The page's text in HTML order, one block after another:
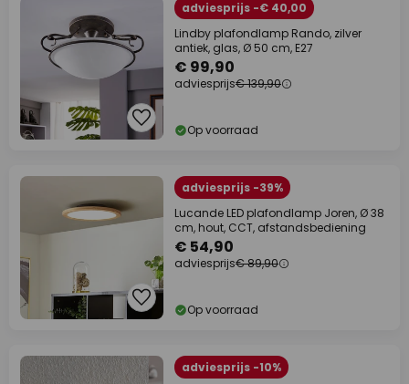
adviesprijs -€ 40,00
Lindby plafondlamp Rando, zilver
antiek, glas, Ø 50 cm, E27
€ 99,90
adviesprijs€ 139,90
Op voorraad
adviesprijs -39%
Lucande LED plafondlamp Joren, Ø 38
cm, hout, CCT, afstandsbediening
€ 54,90
adviesprijs€ 89,90
Op voorraad
adviesprijs -10%